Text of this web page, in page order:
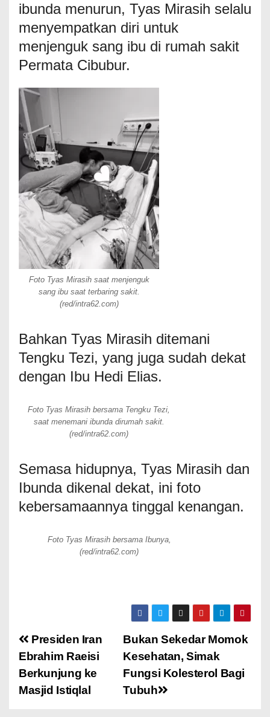
ibunda menurun, Tyas Mirasih selalu
menyempatkan diri untuk
menjenguk sang ibu di rumah sakit
Permata Cibubur.
Foto Tyas Mirasih saat menjenguk
sang ibu saat terbaring sakit.
(red/intra62.com)
Bahkan Tyas Mirasih ditemani
Tengku Tezi, yang juga sudah dekat
dengan Ibu Hedi Elias.
Foto Tyas Mirasih bersama Tengku Tezi,
saat menemani ibunda dirumah sakit.
(red/intra62.com)
Semasa hidupnya, Tyas Mirasih dan
Ibunda dikenal dekat, ini foto
kebersamaannya tinggal kenangan.
Foto Tyas Mirasih bersama Ibunya,
(red/intra62.com)
Bukan Sekedar Momok
Kesehatan, Simak
Fungsi Kolesterol Bagi
Tubuh
Presiden Iran
Ebrahim Raeisi
Berkunjung ke
Masjid Istiqlal